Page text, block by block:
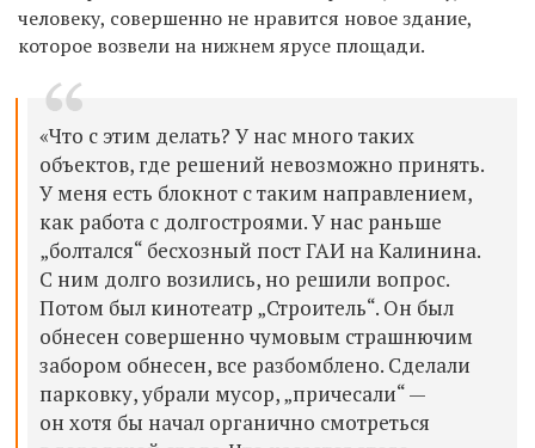
человеку, совершенно не нравится новое здание,
которое возвели на нижнем ярусе площади.
«Что с этим делать? У нас много таких
объектов, где решений невозможно принять.
У меня есть блокнот с таким направлением,
как работа с долгостроями. У нас раньше
„болтался“ бесхозный пост ГАИ на Калинина.
С ним долго возились, но решили вопрос.
Потом был кинотеатр „Строитель“. Он был
обнесен совершенно чумовым страшнючим
забором обнесен, все разбомблено. Сделали
парковку, убрали мусор, „причесали“ —
он хотя бы начал органично смотреться